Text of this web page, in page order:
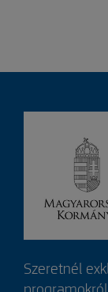
Szeretnél